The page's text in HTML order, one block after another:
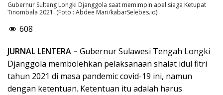
Gubernur Sulteng Longki Djanggola saat memimpin apel siaga Ketupat
Tinombala 2021. (Foto : Abdee Mari/kabarSelebes.id)
608
JURNAL LENTERA – Gubernur Sulawesi Tengah Longki
Djanggola membolehkan pelaksanaan shalat idul fitri
tahun 2021 di masa pandemic covid-19 ini, namun
dengan ketentuan. Ketentuan itu adalah harus